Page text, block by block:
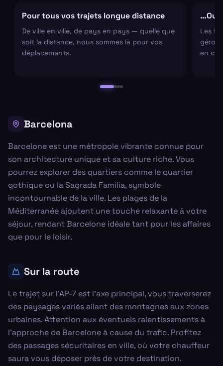
Pour tous vos trajets longue distance
De ville en ville, de pays en pays — quelle que
soit la distance, nous sommes là pour vos
déplacements.
…Ou
Les
en
Barcelona
Barcelone est une métropole vibrante connue pour
son architecture unique et sa culture riche. Vous
pourrez explorer des quartiers comme le quartier
gothique ou la Sagrada Familia, symbole
incontournable de la ville. Les plages de la
Méditerranée ajoutent une touche relaxante à votre
séjour, rendant Barcelone idéale tant pour les affaires
que pour le loisir.
Sur la route
Le trajet sur l'AP-7 est l'axe principal, vous traverserez
des paysages variés allant des montagnes aux zones
urbaines. Attention aux éventuels ralentissements à
l'approche de Barcelone à cause du trafic. Profitez
des passages sécuritaires en ville, où votre chauffeur
saura vous déposer près de votre destination.